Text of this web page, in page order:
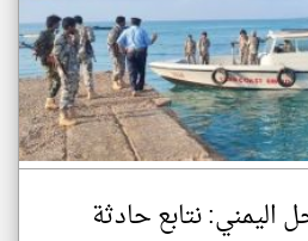
اليمني: نتابع حادثة